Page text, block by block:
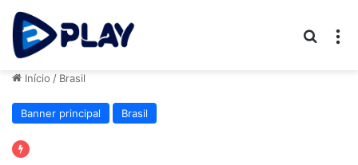
Início / Brasil
Banner principal Brasil